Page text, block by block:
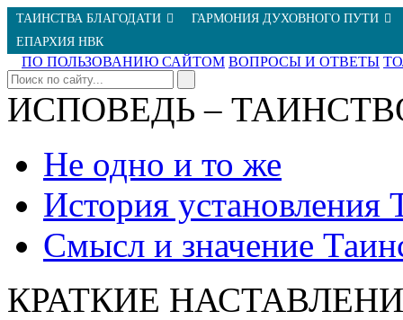
ТАИНСТВА БЛАГОДАТИ
ГАРМОНИЯ ДУХОВНОГО ПУТИ
ЕПАРХИЯ НВК
ПО ПОЛЬЗОВАНИЮ САЙТОМ ВОПРОСЫ И ОТВЕТЫ
ИСПОВЕДЬ –
Не одно и то же
История установления
Смысл и значение
КРАТКИЕ